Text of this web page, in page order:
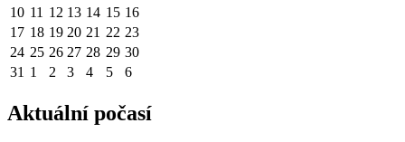
10 11 12 13 14 15 16
17 18 19 20 21 22 23
24 25 26 27 28 29 30
31 1 2 3 4 5 6
Aktuální počasí